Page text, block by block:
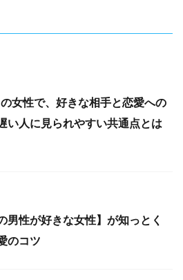
女性で、好きな相手と恋愛への
い人に見られやすい共通点とは
男性が好きな女性】が知っとく
のコツ